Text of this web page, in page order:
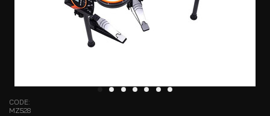
CODE:
MZ528